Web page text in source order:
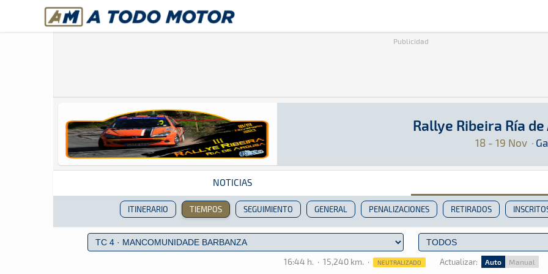
A Todo Motor· Revista del motor desde 1999
Revista del motor desde 1999
Publicidad
Rallye Ribeira Ría de Arousa 2023
Rallye Ribeira Ría
18 - 19 Nov ·
Rally · Rallye Ribeira Ría de Arousa 2023:
NOTICIAS
ITINERARIO TIEMPOS SEGUIMIENTO GENERAL PENALIZACIONES RETIRADOS
16:44 h. · 15,240 km. · NEUTRALIZADO Actualizar: Auto Manual